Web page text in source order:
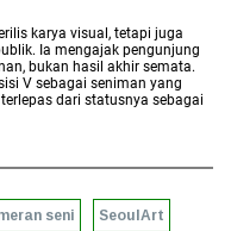
karya visual, tetapi juga
Ia mengajak pengunjung
bukan hasil akhir semata.
V sebagai seniman yang
dari statusnya sebagai
seni SeoulArt